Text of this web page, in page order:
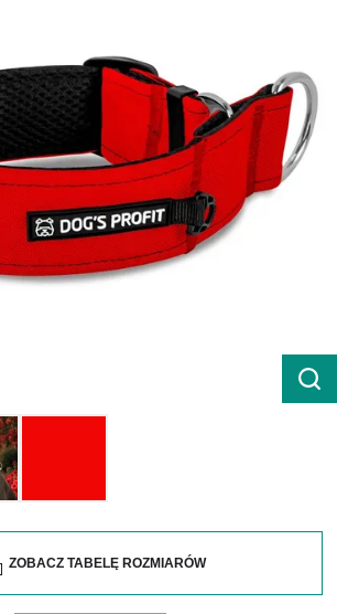
ZOBACZ TABELĘ ROZMIARÓW